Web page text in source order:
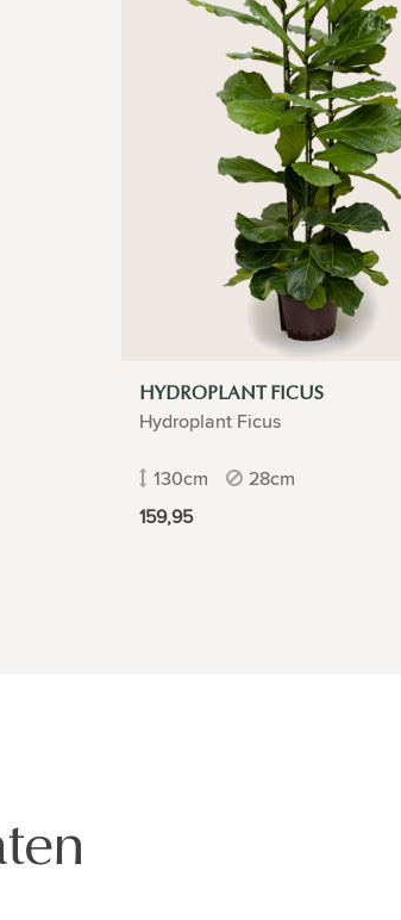
HYDROPLANT FICUS
Hydroplant Ficus
130cm
28cm
159,95